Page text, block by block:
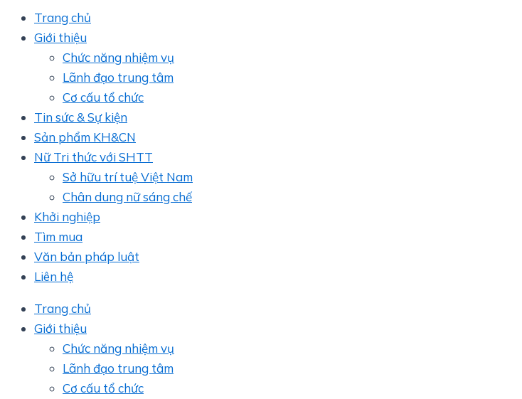
Trang chủ
Giới thiệu
Chức năng nhiệm vụ
Lãnh đạo trung tâm
Cơ cấu tổ chức
Tin sức & Sự kiện
Sản phẩm KH&CN
Nữ Tri thức với SHTT
Sở hữu trí tuệ Việt Nam
Chân dung nữ sáng chế
Khởi nghiệp
Tìm mua
Văn bản pháp luật
Liên hệ
Trang chủ
Giới thiệu
Chức năng nhiệm vụ
Lãnh đạo trung tâm
Cơ cấu tổ chức